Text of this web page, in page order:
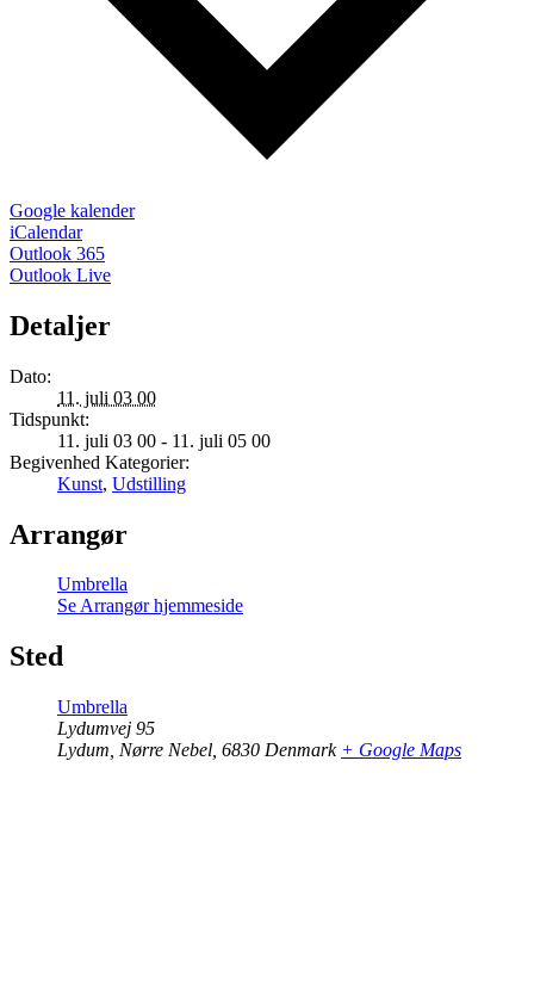
Google kalender
iCalendar
Outlook 365
Outlook Live
Detaljer
Dato:
11. juli 03 00
Tidspunkt:
11. juli 03 00 - 11. juli 05 00
Begivenhed Kategorier:
Kunst, Udstilling
Arrangør
Umbrella
Se Arrangør hjemmeside
Sted
Umbrella
Lydumvej 95
Lydum, Nørre Nebel 6830 Denmark + Google Maps